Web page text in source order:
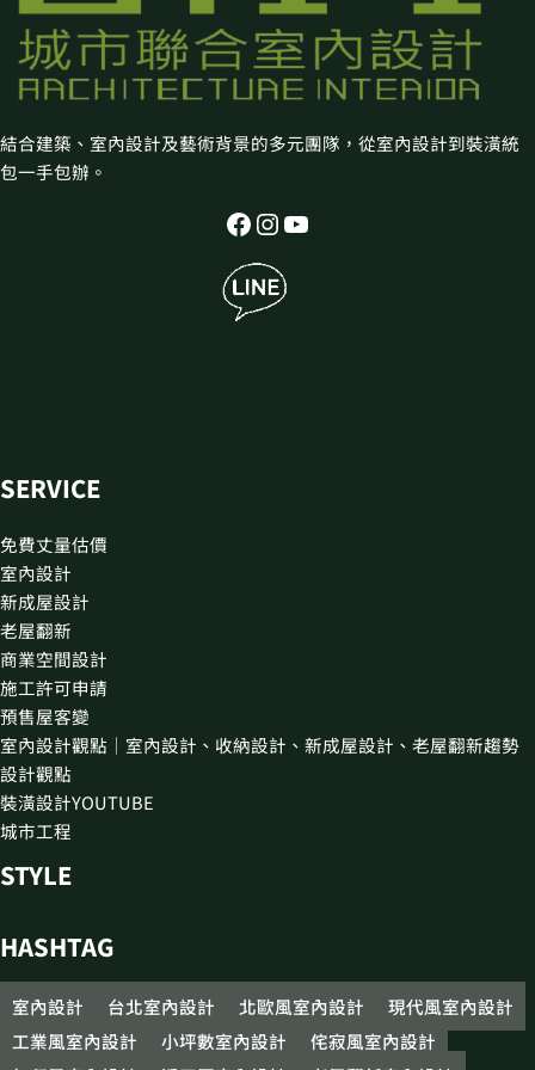
結合建築、室內設計及藝術背景的多元團隊，從室內設計到裝潢統
包一手包辦。
SERVICE
免費丈量估價
室內設計
新成屋設計
老屋翻新
商業空間設計
施工許可申請
預售屋客變
室內設計觀點｜室內設計、收納設計、新成屋設計、老屋翻新趨勢
設計觀點
裝潢設計YOUTUBE
城市工程
STYLE
HASHTAG
室內設計 台北室內設計 北歐風室內設計
現代風室內設計
工業風室內設計
小坪數室內設計
侘寂風室內設計